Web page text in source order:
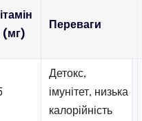
(мг)
Переваги
Детокс,
імунітет, низька
калорійність